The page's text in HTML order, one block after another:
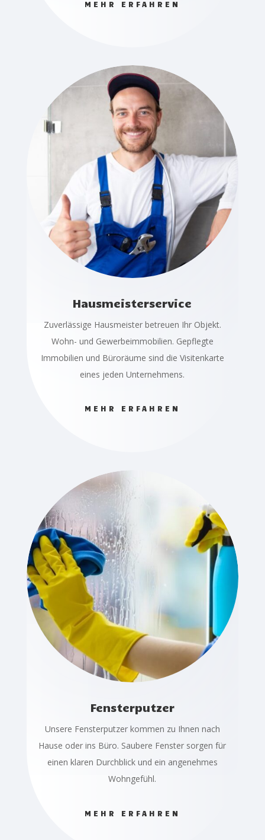
MEHR ERFAHREN
Hausmeisterservice
Zuverlässige Hausmeister betreuen Ihr Objekt.
Wohn- und Gewerbeimmobilien. Gepflegte
Immobilien und Büroräume sind die Visitenkarte
eines jeden Unternehmens.
MEHR ERFAHREN
Fensterputzer
Unsere Fensterputzer kommen zu Ihnen nach
Hause oder ins Büro. Saubere Fenster sorgen für
einen klaren Durchblick und ein angenehmes
Wohngefühl.
MEHR ERFAHREN